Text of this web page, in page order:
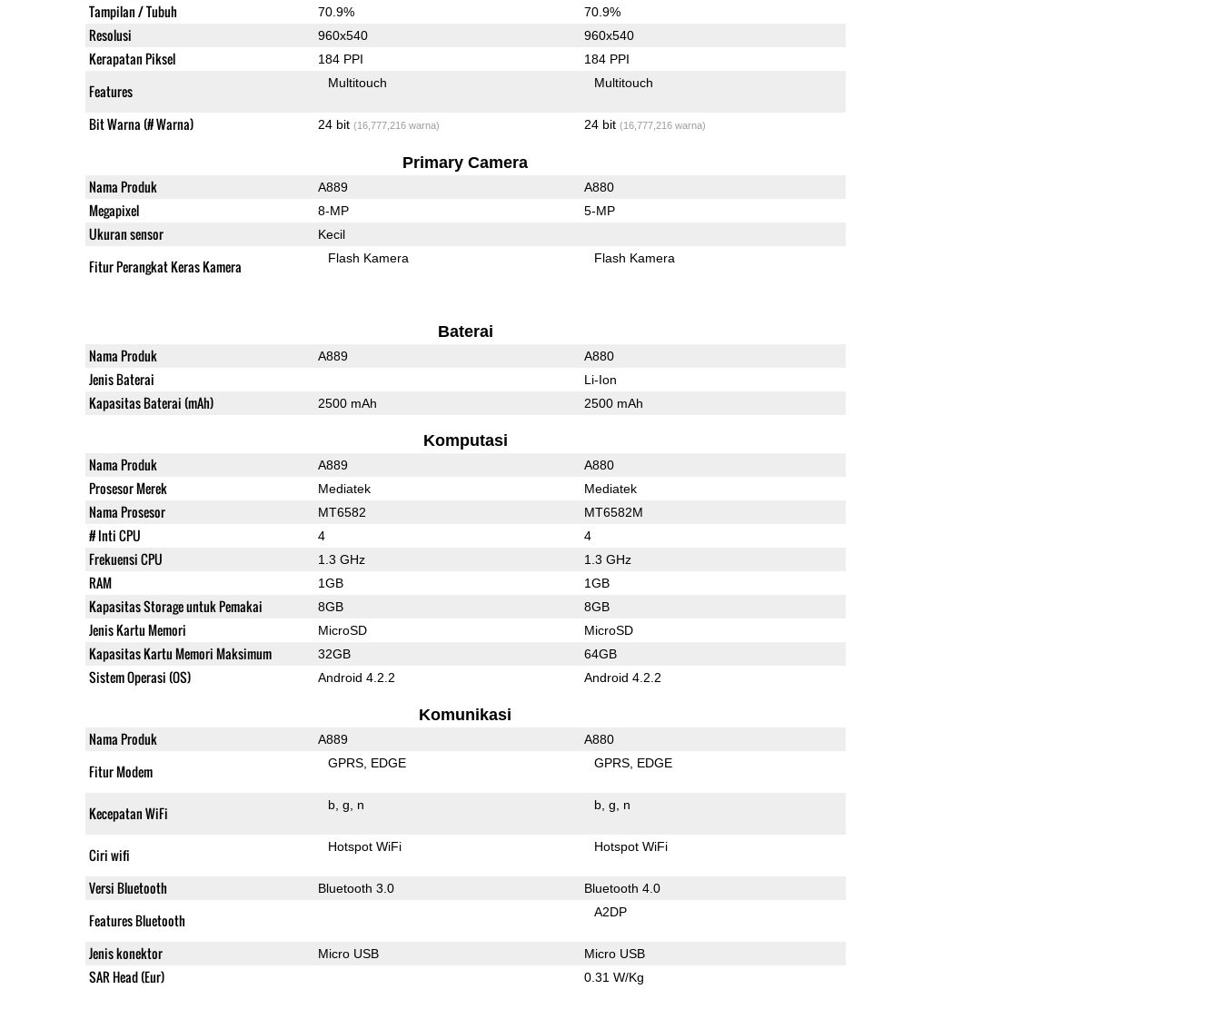
Tampilan / Tubuh 70.9% 70.9%
Resolusi 960x540 960x540
Kerapatan Piksel 184 PPI 184 PPI
Features Multitouch Multitouch
Bit Warna (# Warna) 24 bit (16,777,216 warna) 24 bit (16,777,216 warna)
Primary Camera
Nama Produk A889 A880
Megapixel 8-MP 5-MP
Ukuran sensor Kecil
Fitur Perangkat Keras Kamera Flash Kamera Flash Kamera
Baterai
Nama Produk A889 A880
Jenis Baterai Li-Ion
Kapasitas Baterai (mAh) 2500 mAh 2500 mAh
Komputasi
Nama Produk A889 A880
Prosesor Merek Mediatek Mediatek
Nama Prosesor MT6582 MT6582M
# Inti CPU 4 4
Frekuensi CPU 1.3 GHz 1.3 GHz
RAM 1GB 1GB
Kapasitas Storage untuk Pemakai 8GB 8GB
Jenis Kartu Memori MicroSD MicroSD
Kapasitas Kartu Memori Maksimum 32GB 64GB
Sistem Operasi (OS) Android 4.2.2 Android 4.2.2
Komunikasi
Nama Produk A889 A880
Fitur Modem GPRS EDGE GPRS EDGE
Kecepatan WiFi b g n b g n
Ciri wifi Hotspot WiFi Hotspot WiFi
Versi Bluetooth Bluetooth 3.0 Bluetooth 4.0
Features Bluetooth A2DP
Jenis konektor Micro USB Micro USB
SAR Head (Eur) 0.31 W/Kg